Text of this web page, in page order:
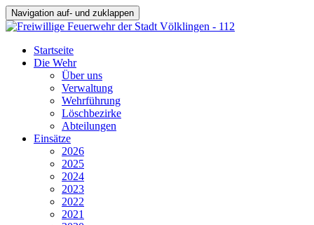
Navigation auf- und zuklappen
Startseite
Die Wehr
Über uns
Verwaltung
Wehrführung
Löschbezirke
Abteilungen
Einsätze
2026
2025
2024
2023
2022
2021